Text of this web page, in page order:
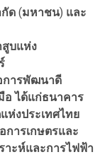
ด (มหาชน) และ
สูบแห่ง
การพัฒนาดี
อ ได้แก่ธนาคาร
ห่งประเทศไทย
การเกษตรและ
าะห์และการไฟฟ้า